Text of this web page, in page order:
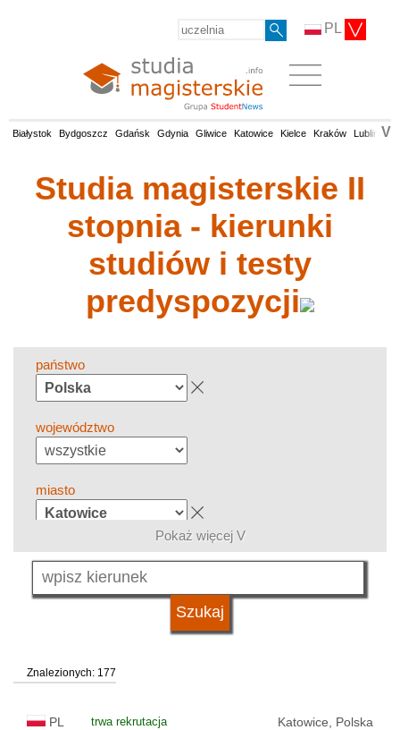
PL
Białystok Bydgoszcz Gdańsk Gdynia Gliwice Katowice Kielce Kraków Lublin V
Studia magisterskie II
stopnia - kierunki
studiów i testy
predyspozycji
państwo
województwo
miasto
grupa kierunków
system studiów
Pokaż więcej V
Znalezionych: 177
PL trwa rekrutacja Katowice, Polska